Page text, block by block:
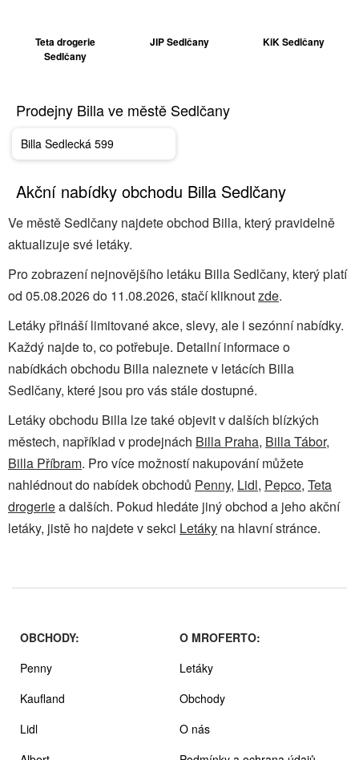
Teta drogerie
Sedlčany
JIP Sedlčany KiK Sedlčany
Prodejny Billa ve městě Sedlčany
Billa Sedlecká 599
Akční nabídky obchodu Billa Sedlčany
Ve městě Sedlčany najdete obchod Billa, který pravidelně
aktualizuje své letáky.
Pro zobrazení nejnovějšího letáku Billa Sedlčany, který platí
od 05.08.2026 do 11.08.2026, stačí kliknoutzde.
Letáky přináší limitované akce, slevy, ale i sezónní nabídky.
Každý najde to, co potřebuje. Detailní informace o
nabídkách obchodu Billa naleznete v letácích Billa
Sedlčany, které jsou pro vás stále dostupné.
Letáky obchodu Billa lze také objevit v dalších blízkých
městech, například v prodejnách Billa Praha, Billa Tábor,
Billa Příbram. Pro více možností nakupování můžete
nahlédnout do nabídek obchodů Penny, Lidl, Pepco, Teta
drogeriea dalších. Pokud hledáte jiný obchod a jeho akční
letáky, jistě ho najdete v sekci Letáky na hlavní stránce.
OBCHODY:
Penny
Kaufland
Lidl
O MROFERTO:
Letáky
Obchody
O nás